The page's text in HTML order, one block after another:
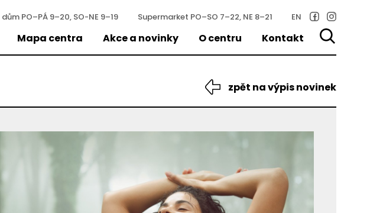
PO–PÁ 9–20, SO-NE 9–19 Supermarket PO–SO 7–22, NE 8–21 EN
Mapa centra Akce a novinky O centru Kontakt
zpět na výpis novinek